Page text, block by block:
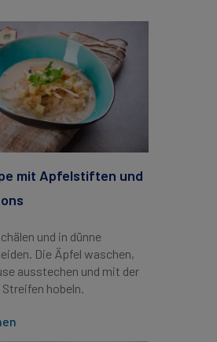
mit Apfelstiften und
und in dünne
Die Äpfel waschen,
ausstechen und mit der
hobeln.